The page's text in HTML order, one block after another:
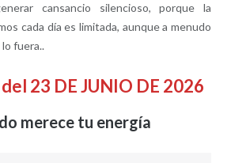
cansancio silencioso, porque la
cada día es limitada, aunque a menudo
fuera..
23 DE JUNIO DE 2026
merece tu energía